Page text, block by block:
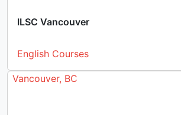
ILSC Vancouver
English Courses
Vancouver, BC